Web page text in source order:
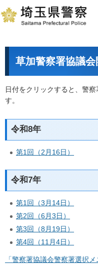
草加警察署協議
日付をクリックすると、警
す。
令和8年
第1回（2月16日）
令和7年
第1回（3月14日）
第2回（6月3日）
第3回（8月19日）
第4回（11月4日）
「警察署協議会警察署選択